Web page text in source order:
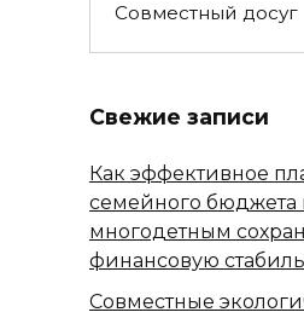
Совместный досуг
Свежие записи
Как эффективное
семейного бюджета
многодетным
финансовую
Совместные